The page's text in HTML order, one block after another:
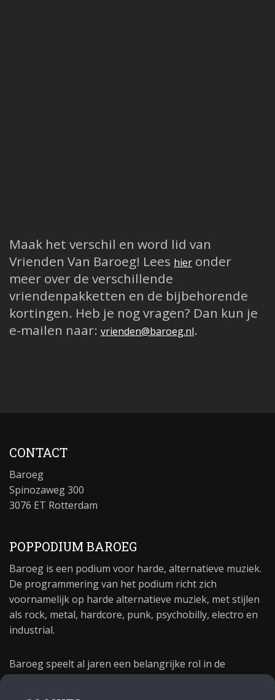
Maak het verschil en word lid van
Vrienden Van Baroeg! Lees hier onder
meer over de verschillende
vriendenpakketten en de bijbehorende
kortingen. Heb je nog vragen? Dan kun je
e-mailen naar: vrienden@baroeg.nl.
CONTACT
Baroeg
Spinozaweg 300
3076 ET Rotterdam
POPPODIUM BAROEG
Baroeg is een podium voor harde, alternatieve muziek.
De programmering van het podium richt zich
voornamelijk op harde alternatieve muziek, met stijlen
als rock, metal, hardcore, punk, psychobilly, electro en
industrial.
Baroeg speelt al jaren een belangrijke rol in de